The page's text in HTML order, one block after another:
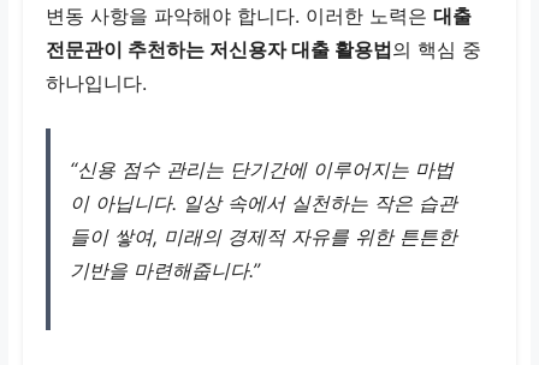
변동 사항을 파악해야 합니다. 이러한 노력은대출
전문관이 추천하는 저신용자 대출 활용법의 핵심 중
하나입니다.
“신용 점수 관리는 단기간에 이루어지는 마법
이 아닙니다. 일상 속에서 실천하는 작은 습관
들이 쌓여, 미래의 경제적 자유를 위한 튼튼한
기반을 마련해줍니다.”